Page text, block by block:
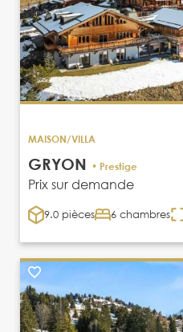
MAISON/VILLA
GRYON • Prestige
Prix sur demande
9.0 pièces 6 chambres